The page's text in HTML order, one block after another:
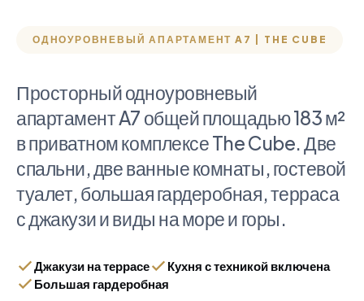
ОДНОУРОВНЕВЫЙ АПАРТАМЕНТ A7 | THE CUBE
Просторный одноуровневый
апартамент A7 общей площадью 183 м²
в приватном комплексе The Cube. Две
спальни, две ванные комнаты, гостевой
туалет, большая гардеробная, терраса
с джакузи и виды на море и горы.
Джакузи на террасе
Кухня с техникой включена
Большая гардеробная